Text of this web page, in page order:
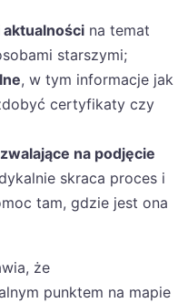
aktualności na temat
starszymi;
, w tym informacje jak
certyfikaty czy
na podjęcie
skraca proces i
tam, gdzie jest ona
że
punktem na mapie